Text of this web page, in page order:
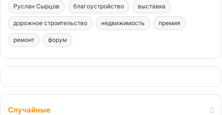
Руслан Сырцов благоустройство выставка
дорожное строительство недвижимость премия
ремонт форум
Случайные